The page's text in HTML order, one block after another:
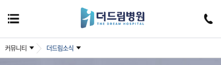
커뮤니티 더드림소식